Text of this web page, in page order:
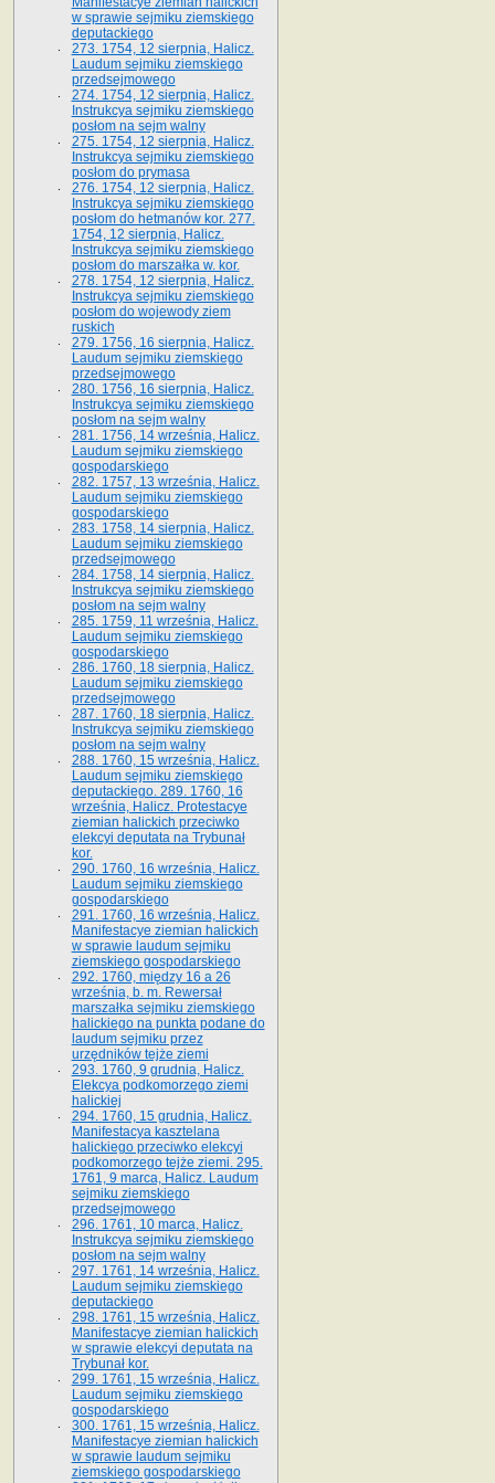
w sprawie sejmiku ziemskiego
deputackiego
273. 1754, 12 sierpnia, Halicz.
Laudum sejmiku ziemskiego
przedsejmowego
274. 1754, 12 sierpnia, Halicz.
Instrukcya sejmiku ziemskiego
posłom na sejm walny
275. 1754, 12 sierpnia, Halicz.
Instrukcya sejmiku ziemskiego
posłom do prymasa
276. 1754, 12 sierpnia, Halicz.
Instrukcya sejmiku ziemskiego
posłom do hetmanów kor. 277.
1754, 12 sierpnia, Halicz.
Instrukcya sejmiku ziemskiego
posłom do marszałka w. kor.
278. 1754, 12 sierpnia, Halicz.
Instrukcya sejmiku ziemskiego
posłom do wojewody ziem
ruskich
279. 1756, 16 sierpnia, Halicz.
Laudum sejmiku ziemskiego
przedsejmowego
280. 1756, 16 sierpnia, Halicz.
Instrukcya sejmiku ziemskiego
posłom na sejm walny
281. 1756, 14 września, Halicz.
Laudum sejmiku ziemskiego
gospodarskiego
282. 1757, 13 września, Halicz.
Laudum sejmiku ziemskiego
gospodarskiego
283. 1758, 14 sierpnia, Halicz.
Laudum sejmiku ziemskiego
przedsejmowego
284. 1758, 14 sierpnia, Halicz.
Instrukcya sejmiku ziemskiego
posłom na sejm walny
285. 1759, 11 września, Halicz.
Laudum sejmiku ziemskiego
gospodarskiego
286. 1760, 18 sierpnia, Halicz.
Laudum sejmiku ziemskiego
przedsejmowego
287. 1760, 18 sierpnia, Halicz.
Instrukcya sejmiku ziemskiego
posłom na sejm walny
288. 1760, 15 września, Halicz.
Laudum sejmiku ziemskiego
deputackiego. 289. 1760, 16
września, Halicz. Protestacye
ziemian halickich przeciwko
elekcyi deputata na Trybunał
kor.
290. 1760, 16 września, Halicz.
Laudum sejmiku ziemskiego
gospodarskiego
291. 1760, 16 września, Halicz.
Manifestacye ziemian halickich
w sprawie laudum sejmiku
ziemskiego gospodarskiego
292. 1760, między 16 a 26
września, b. m. Rewersał
marszałka sejmiku ziemskiego
halickiego na punkta podane do
laudum sejmiku przez
urzędników tejże ziemi
293. 1760, 9 grudnia, Halicz.
Elekcya podkomorzego ziemi
halickiej
294. 1760, 15 grudnia, Halicz.
Manifestacya kasztelana
halickiego przeciwko elekcyi
podkomorzego tejże ziemi. 295.
1761, 9 marca, Halicz. Laudum
sejmiku ziemskiego
przedsejmowego
296. 1761, 10 marca, Halicz.
Instrukcya sejmiku ziemskiego
posłom na sejm walny
297. 1761, 14 września, Halicz.
Laudum sejmiku ziemskiego
deputackiego
298. 1761, 15 września, Halicz.
Manifestacye ziemian halickich
w sprawie elekcyi deputata na
Trybunał kor.
299. 1761, 15 września, Halicz.
Laudum sejmiku ziemskiego
gospodarskiego
300. 1761, 15 września, Halicz.
Manifestacye ziemian halickich
w sprawie laudum sejmiku
ziemskiego gospodarskiego